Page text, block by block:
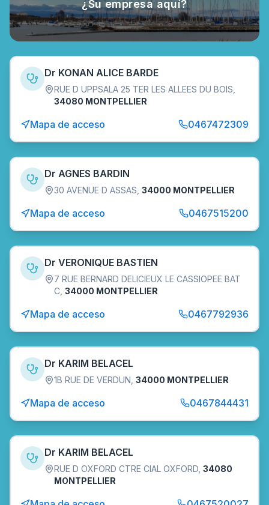
¿Su empresa aquí?
Dr KONAN ALICE BARDE
RUE D UPPSALA 25 TER LES ALLEES DU BOIS
34080 MONTPELLIER
Mapa de acceso 0467472309
Dr AGNES BARDIN
30 AVENUE D ASSAS 34000 MONTPELLIER
Mapa de acceso 0467515200
Dr VERONIQUE BASTIEN
7 RUE BERNARD DELICIEUX LE CASSIOPEE BAT
C 34000 MONTPELLIER
Mapa de acceso 0467792936
Dr KARIM BELACEL
1B RUE DE VERDUN 34000 MONTPELLIER
Mapa de acceso 0467844431
Dr KARIM BELACEL
RUE D OXFORD CTRE CIAL OXFORD 34080
MONTPELLIER